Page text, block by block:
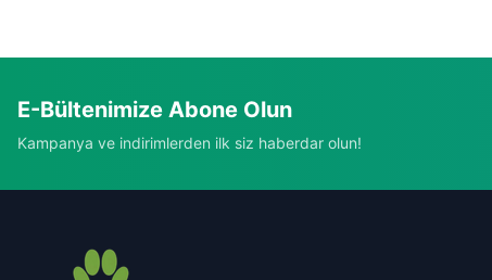
E-Bültenimize Abone Olun
Kampanya ve indirimlerden ilk siz haberdar olun!